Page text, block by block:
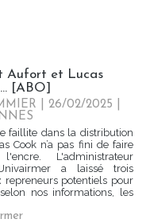
Aufort et Lucas
[ABO]
| 26/02/2025
faillite dans la distribution
Cook n’a pas fini de faire
L'administrateur
a laissé trois
repreneurs potentiels pour
nos informations, les